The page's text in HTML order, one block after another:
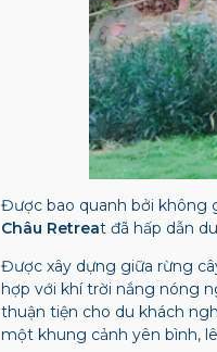
Được bao quanh bởi không
Châu Retreat đã hấp dẫn
Được xây dựng giữa rừng
hợp với khí trời nắng nóng
thuận tiện cho du khách
một khung cảnh yên bình,